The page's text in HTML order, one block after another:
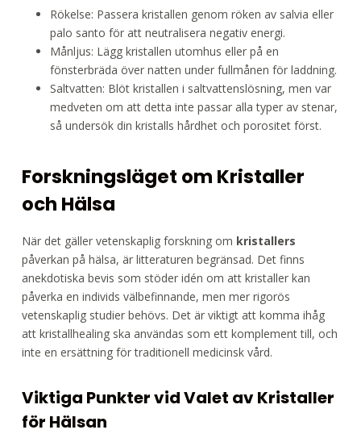
Rökelse: Passera kristallen genom röken av salvia eller
palo santo för att neutralisera negativ energi.
Månljus: Lägg kristallen utomhus eller på en
fönsterbräda över natten under fullmånen för laddning.
Saltvatten: Blöt kristallen i saltvattenslösning, men var
medveten om att detta inte passar alla typer av stenar,
så undersök din kristalls hårdhet och porositet först.
Forskningsläget om Kristaller
och Hälsa
När det gäller vetenskaplig forskning om kristallers
påverkan på hälsa, är litteraturen begränsad. Det finns
anekdotiska bevis som stöder idén om att kristaller kan
påverka en individs välbefinnande, men mer rigorös
vetenskaplig studier behövs. Det är viktigt att komma ihåg
att kristallhealing ska användas som ett komplement till, och
inte en ersättning för traditionell medicinsk vård.
Viktiga Punkter vid Valet av Kristaller
för Hälsan